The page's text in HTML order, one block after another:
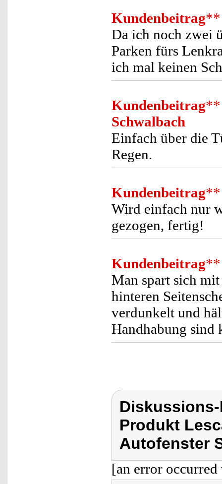
Kundenbeitrag**
Da ich noch zwei
Parken fürs
ich mal keinen
Kundenbeitrag**
Schwalbach
Einfach über die
Regen.
Kundenbeitrag**
Wird einfach nur
gezogen, fertig!
Kundenbeitrag**
Man spart sich
hinteren
verdunkelt und
Handhabung sind
Produkt
Autofenster
[an error